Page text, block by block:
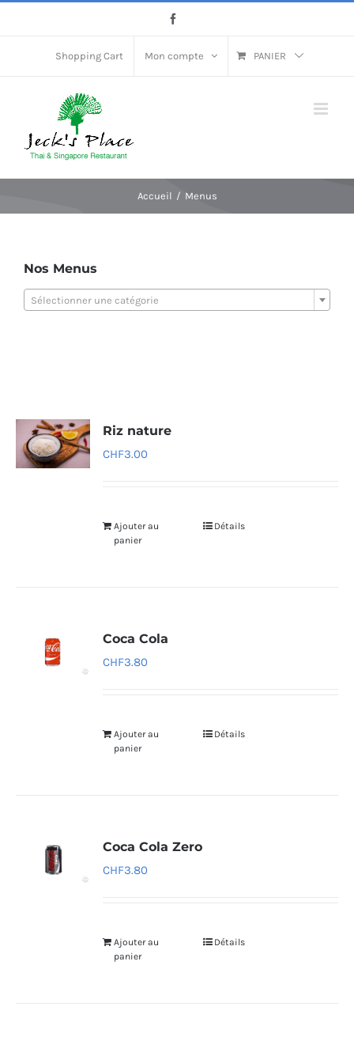
Shopping Cart Mon compte PANIER
Accueil Menus
Riz nature
CHF3.00
Ajouter au
panier
Détails
Coca Cola
CHF3.80
Ajouter au
panier
Détails
Coca Cola Zero
CHF3.80
Ajouter au
panier
Détails
Nos Menus
Sélectionner une catégorie